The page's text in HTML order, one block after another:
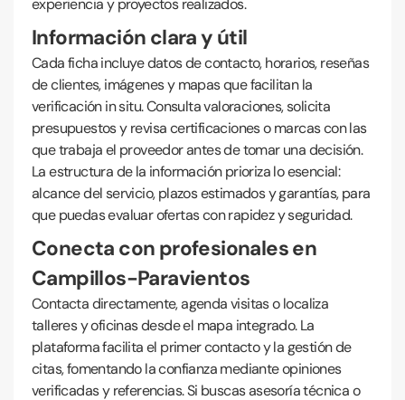
experiencia y proyectos realizados.
Información clara y útil
Cada ficha incluye datos de contacto, horarios, reseñas
de clientes, imágenes y mapas que facilitan la
verificación in situ. Consulta valoraciones, solicita
presupuestos y revisa certificaciones o marcas con las
que trabaja el proveedor antes de tomar una decisión.
La estructura de la información prioriza lo esencial:
alcance del servicio, plazos estimados y garantías, para
que puedas evaluar ofertas con rapidez y seguridad.
Conecta con profesionales en
Campillos-Paravientos
Contacta directamente, agenda visitas o localiza
talleres y oficinas desde el mapa integrado. La
plataforma facilita el primer contacto y la gestión de
citas, fomentando la confianza mediante opiniones
verificadas y referencias. Si buscas asesoría técnica o